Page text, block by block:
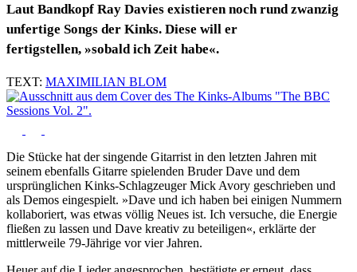
Laut Bandkopf Ray Davies existieren noch rund zwanzig
unfertige Songs der Kinks. Diese will er
fertigstellen, »sobald ich Zeit habe«.
TEXT: MAXIMILIAN BLOM
Die Stücke hat der singende Gitarrist in den letzten Jahren mit
seinem ebenfalls Gitarre spielenden Bruder Dave und dem
ursprünglichen Kinks-Schlagzeuger Mick Avory geschrieben und
als Demos eingespielt. »Dave und ich haben bei einigen Nummern
kollaboriert, was etwas völlig Neues ist. Ich versuche, die Energie
fließen zu lassen und Dave kreativ zu beteiligen«, erklärte der
mittlerweile 79-Jährige vor vier Jahren.